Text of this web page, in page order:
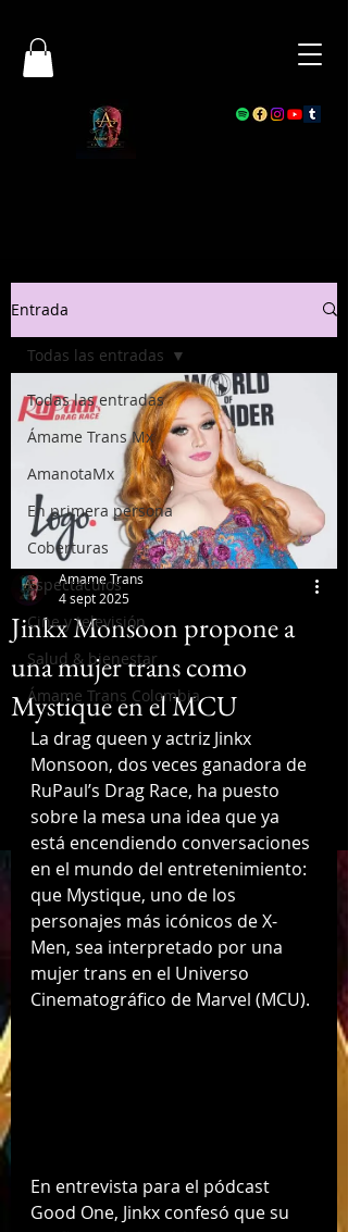
Entrada
Todas las entradas
Ámame Trans Mx
AmanotaMx
En primera persona
Coberturas
Espectáculos
Cine y televisión
Salud & bienestar
Ámame Trans Colombia
Todas las entradas
Jinkx Monsoon propone a
una mujer trans como
Mystique en el MCU
Amame Trans
4 sept 2025
La drag queen y actriz Jinkx
Monsoon, dos veces ganadora de
RuPaul’s Drag Race, ha puesto
sobre la mesa una idea que ya
está encendiendo conversaciones
en el mundo del entretenimiento:
que Mystique, uno de los
personajes más icónicos de X-
Men, sea interpretado por una
mujer trans en el Universo
Cinematográfico de Marvel (MCU).
En entrevista para el pódcast
Good One, Jinkx confesó que su